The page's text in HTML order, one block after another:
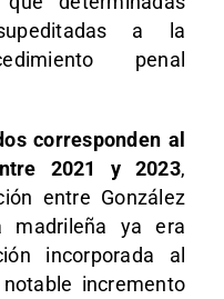
a la
penal
corresponden al
2021 y 2023,
entre González
madrileña ya era
incorporada al
incremento